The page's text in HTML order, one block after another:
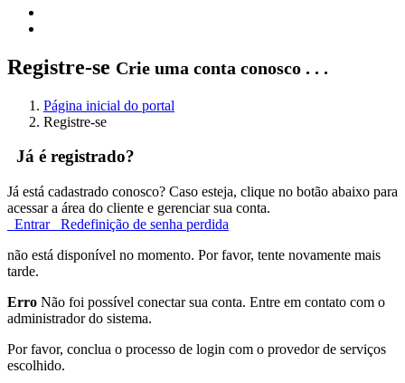
Registre-se Crie uma conta conosco . . .
Página inicial do portal
Registre-se
Já é registrado?
Já está cadastrado conosco? Caso esteja, clique no botão abaixo para
acessar a área do cliente e gerenciar sua conta.
Entrar
Redefinição de senha perdida
não está disponível no momento. Por favor, tente novamente mais
tarde.
Erro Não foi possível conectar sua conta. Entre em contato com o
administrador do sistema.
Por favor, conclua o processo de login com o provedor de serviços
escolhido.